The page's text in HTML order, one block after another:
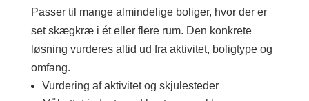
Passer til mange almindelige boliger, hvor der er
set skægkræ i ét eller flere rum. Den konkrete
løsning vurderes altid ud fra aktivitet, boligtype og
omfang.
Vurdering af aktivitet og skjulesteder